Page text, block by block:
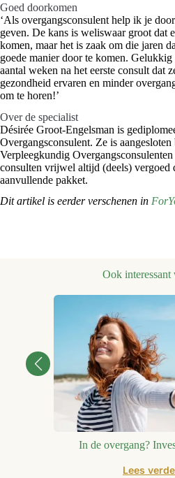
Goed doorkomen
‘Als overgangsconsulent help ik je
geven. De kans is weliswaar groot dat
komen, maar het is zaak om die jaren
goede manier door te komen. Gelukkig
aantal weken na het eerste consult dat
gezondheid ervaren en minder
om te horen!’
Over de specialist
Désirée Groot-Engelsman is
Overgangsconsulent. Ze is
Verpleegkundig
consulten vrijwel altijd (deels) vergoed
aanvullende pakket.
Dit artikel is eerder verschenen in
Ook interessant
In de overgang?
Lees